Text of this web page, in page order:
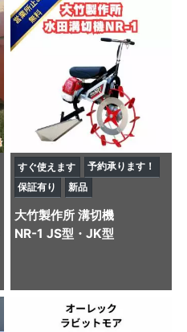
すぐ使えます
予約承ります！
保証有り
新品
大竹製作所 溝切機
NR-1 JS型・JK型